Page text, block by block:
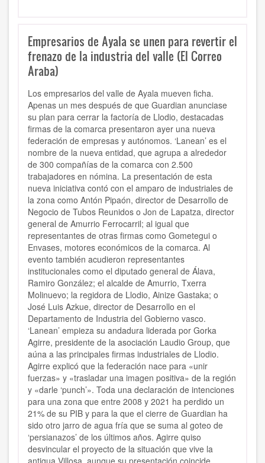
Empresarios de Ayala se unen para revertir el
frenazo de la industria del valle (El Correo
Araba)
Los empresarios del valle de Ayala mueven ficha.
Apenas un mes después de que Guardian anunciase
su plan para cerrar la factoría de Llodio, destacadas
firmas de la comarca presentaron ayer una nueva
federación de empresas y autónomos. ‘Lanean’ es el
nombre de la nueva entidad, que agrupa a alrededor
de 300 compañías de la comarca con 2.500
trabajadores en nómina. La presentación de esta
nueva iniciativa contó con el amparo de industriales de
la zona como Antón Pipaón, director de Desarrollo de
Negocio de Tubos Reunidos o Jon de Lapatza, director
general de Amurrio Ferrocarril; al igual que
representantes de otras firmas como Gometegui o
Envases, motores económicos de la comarca. Al
evento también acudieron representantes
institucionales como el diputado general de Álava,
Ramiro González; el alcalde de Amurrio, Txerra
Molinuevo; la regidora de Llodio, Ainize Gastaka; o
José Luis Azkue, director de Desarrollo en el
Departamento de Industria del Gobierno vasco.
‘Lanean’ empieza su andadura liderada por Gorka
Agirre, presidente de la asociación Laudio Group, que
aúna a las principales firmas industriales de Llodio.
Agirre explicó que la federación nace para «unir
fuerzas» y «trasladar una imagen positiva» de la región
y «darle ‘punch’». Toda una declaración de intenciones
para una zona que entre 2008 y 2021 ha perdido un
21% de su PIB y para la que el cierre de Guardian ha
sido otro jarro de agua fría que se suma al goteo de
‘persianazos’ de los últimos años. Agirre quiso
desvincular el proyecto de la situación que vive la